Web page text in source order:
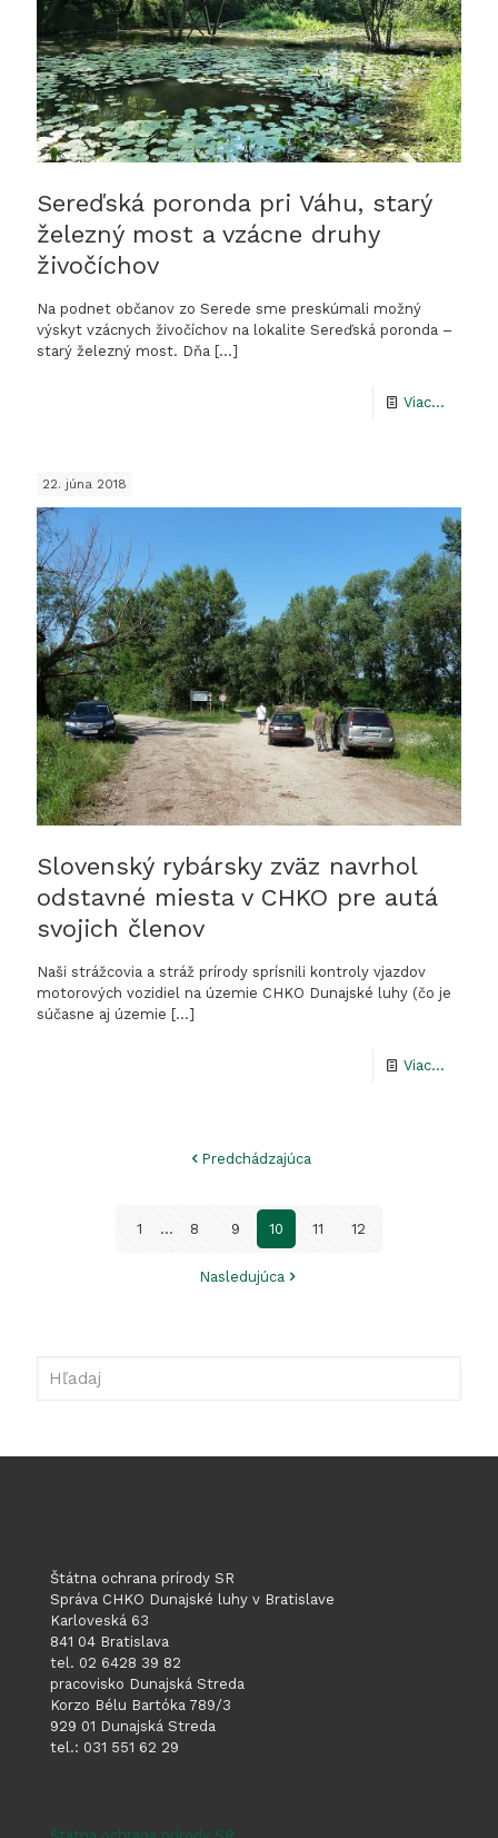
Sereďská poronda pri Váhu, starý
železný most a vzácne druhy
živočíchov
Na podnet občanov zo Serede sme preskúmali možný
výskyt vzácnych živočíchov na lokalite Sereďská poronda –
starý železný most. Dňa […]
Viac...
Váhu,
starý
železný
most
a
vzácne
druhy
22. júna 2018
Slovenský rybársky zväz navrhol
odstavné miesta v CHKO pre autá
svojich členov
Naši strážcovia a stráž prírody sprísnili kontroly vjazdov
motorových vozidiel na územie CHKO Dunajské luhy (čo je
súčasne aj územie […]
Viac...
Predchádzajúca
1 ... 8 9 10 11 12
Nasledujúca
Štátna ochrana prírody SR
Správa CHKO Dunajské luhy v Bratislave
Karloveská 63
841 04 Bratislava
tel. 02 6428 39 82
pracovisko Dunajská Streda
Korzo Bélu Bartóka 789/3
929 01 Dunajská Streda
tel.: 031 551 62 29